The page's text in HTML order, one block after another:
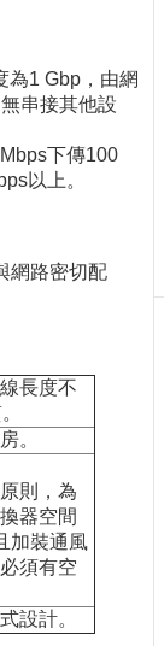
為1 Gbp，由網
串接其他設
下傳100
以上。
路密切配
長度不
。
則，為
器空間
加裝通風
須有空
設計。